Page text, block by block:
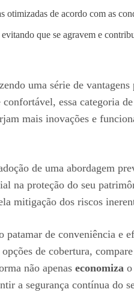
de acordo com as
que se agravem e
uma série de
confortável, essa categoria
mais inovações e
de uma abordagem
na proteção do seu
mitigação dos riscos
patamar de conveniência e
de cobertura,
não apenas economiza
a segurança contínua do